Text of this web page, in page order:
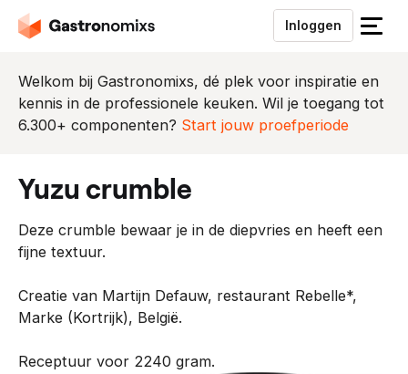
Inloggen
S
u
i
e
Welkom bij Gastronomixs, dé plek voor inspiratie en
kennis in de professionele keuken. Wil je toegang tot
6.300+ componenten? Start jouw proefperiode
yuzu crumble
Deze crumble bewaar je in de diepvries en heeft een
fijne textuur.
Creatie van Martijn Defauw, restaurant Rebelle*,
Marke (Kortrijk), België.
Receptuur voor 2240 gram.